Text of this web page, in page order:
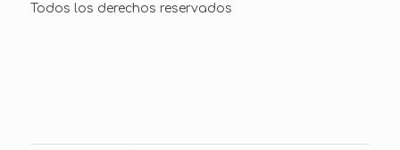
Todos los derechos reservados